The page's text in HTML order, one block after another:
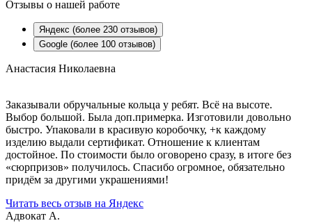
Отзывы о нашей работе
Яндекс (более 230 отзывов)
Google (более 100 отзывов)
Анастасия Николаевна
Заказывали обручальные кольца у ребят. Всё на высоте.
Выбор большой. Была доп.примерка. Изготовили довольно
быстро. Упаковали в красивую коробочку, +к каждому
изделию выдали сертификат. Отношение к клиентам
достойное. По стоимости было оговорено сразу, в итоге без
«сюрпризов» получилось. Спасибо огромное, обязательно
придём за другими украшениями!
Читать весь отзыв на Яндекс
Адвокат А.